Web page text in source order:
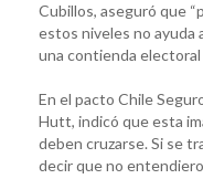
Cubillos, aseguró que
estos niveles no ayuda
una contienda
En el pacto Chile
Hutt, indicó que esta
deben cruzarse. Si se
decir que no